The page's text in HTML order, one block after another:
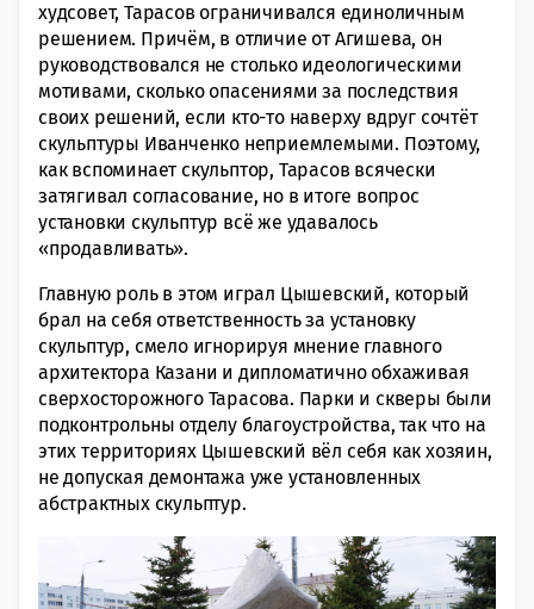
худсовет, Тарасов ограничивался единоличным
решением. Причём, в отличие от Агишева, он
руководствовался не столько идеологическими
мотивами, сколько опасениями за последствия
своих решений, если кто-то наверху вдруг сочтёт
скульптуры Иванченко неприемлемыми. Поэтому,
как вспоминает скульптор, Тарасов всячески
затягивал согласование, но в итоге вопрос
установки скульптур всё же удавалось
«продавливать».
Главную роль в этом играл Цышевский, который
брал на себя ответственность за установку
скульптур, смело игнорируя мнение главного
архитектора Казани и дипломатично обхаживая
сверхосторожного Тарасова. Парки и скверы были
подконтрольны отделу благоустройства, так что на
этих территориях Цышевский вёл себя как хозяин,
не допуская демонтажа уже установленных
абстрактных скульптур.